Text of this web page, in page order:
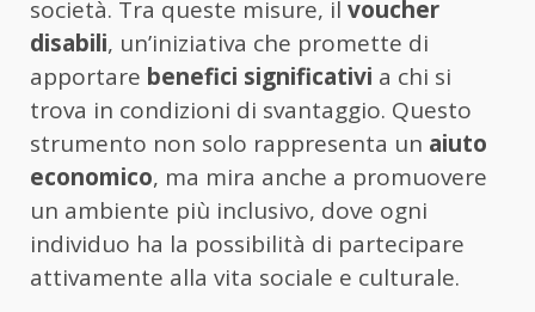
società. Tra queste misure, il voucher
disabili, un’iniziativa che promette di
apportare benefici significativi a chi si
trova in condizioni di svantaggio. Questo
strumento non solo rappresenta un aiuto
economico, ma mira anche a promuovere
un ambiente più inclusivo, dove ogni
individuo ha la possibilità di partecipare
attivamente alla vita sociale e culturale.